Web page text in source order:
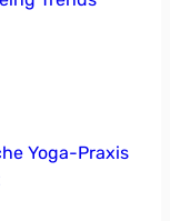
Yoga-Praxis